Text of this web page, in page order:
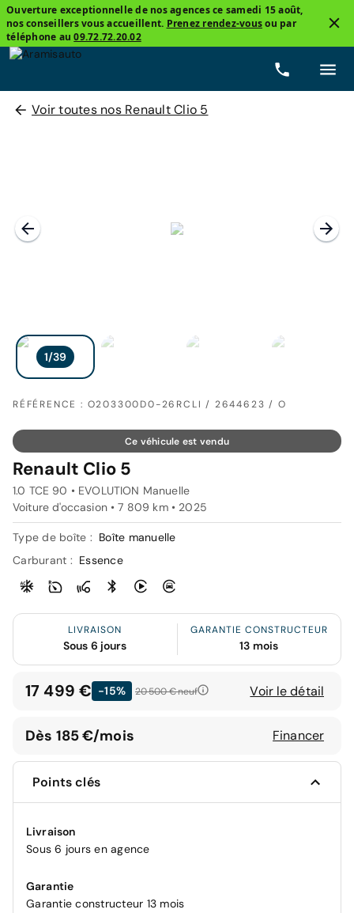
Ouverture exceptionnelle de nos agences ce samedi 15 août,
nos conseillers vous accueillent. Prenez rendez-vousou par
téléphone au09.72.72.20.02
Voir toutes nos Renault Clio 5
RÉFÉRENCE : O203300D0-26RCLI / 2644623 / O
Ce véhicule est vendu
Renault Clio 5
1.0 TCE 90 • EVOLUTION Manuelle
Voiture d'occasion • 7 809 km • 2025
Type de boîte : Boîte manuelle
Carburant : Essence
LIVRAISON
Sous 6 jours
GARANTIE CONSTRUCTEUR
13 mois
17 499 € -15% 20 500 €neuf Voir le détail
Dès 185 €/mois Financer
Points clés
Livraison
Sous 6 jours en agence
Garantie
Garantie constructeur 13 mois